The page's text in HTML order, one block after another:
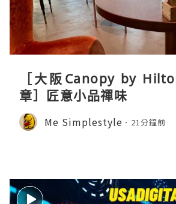
［大阪Canopy by
章］匠意小品禪味
Me Simplestyle 21分鐘前